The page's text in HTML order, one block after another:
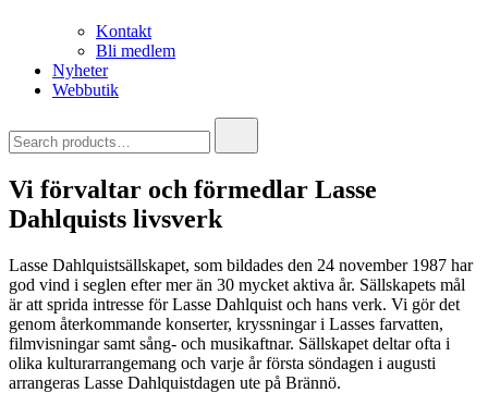
Kontakt
Bli medlem
Nyheter
Webbutik
for:
Vi förvaltar och förmedlar Lasse
Dahlquists livsverk
Lasse Dahlquistsällskapet, som bildades den 24 november 1987 har
god vind i seglen efter mer än 30 mycket aktiva år. Sällskapets mål
är att sprida intresse för Lasse Dahlquist och hans verk. Vi gör det
genom återkommande konserter, kryssningar i Lasses farvatten,
filmvisningar samt sång- och musikaftnar. Sällskapet deltar ofta i
olika kulturarrangemang och varje år första söndagen i augusti
arrangeras Lasse Dahlquistdagen ute på Brännö.